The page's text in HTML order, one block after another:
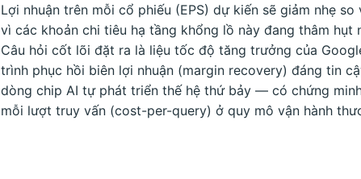
Lợi nhuận trên mỗi cổ phiếu (EPS) dự kiến sẽ giảm nhẹ
vì các khoản chi tiêu hạ tầng khổng lồ này đang thâm hụt
Câu hỏi cốt lõi đặt ra là liệu tốc độ tăng trưởng của
trình phục hồi biên lợi nhuận (margin recovery) đáng tin
dòng chip AI tự phát triển thế hệ thứ bảy — có chứng
mỗi lượt truy vấn (cost-per-query) ở quy mô vận hành